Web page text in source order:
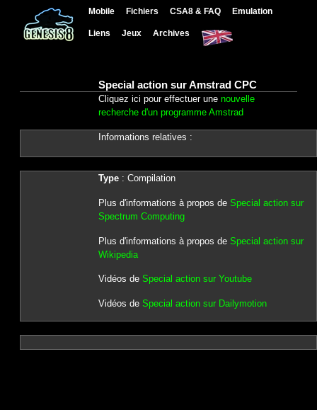
Mobile Fichiers CSA8 & FAQ Emulation
Liens Jeux Archives
Special action sur Amstrad CPC
Cliquez ici pour effectuer une nouvelle
recherche d'un programme Amstrad
Informations relatives :
Type: Compilation
Plus d'informations à propos de Special action sur
Spectrum Computing
Plus d'informations à propos de Special action sur
Wikipedia
Vidéos de Special action sur Youtube
Vidéos de Special action sur Dailymotion